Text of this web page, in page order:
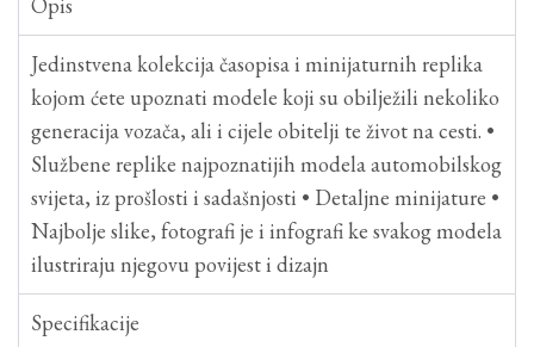
Jedinstvena kolekcija časopisa i minijaturnih replika
kojom ćete upoznati modele koji su obilježili nekoliko
generacija vozača, ali i cijele obitelji te život na cesti. •
Službene replike najpoznatijih modela automobilskog
svijeta, iz prošlosti i sadašnjosti • Detaljne minijature •
Najbolje slike, fotografi je i infografi ke svakog modela
ilustriraju njegovu povijest i dizajn
Specifikacije